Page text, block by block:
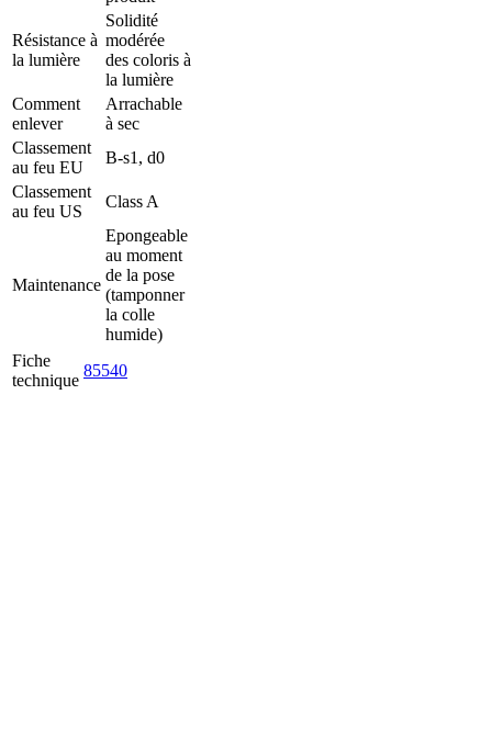
Résistance à
la lumière
Solidité
modérée
des coloris à
la lumière
Comment
enlever
Arrachable
à sec
Classement
au feu EU
B-s1, d0
Classement
au feu US
Class A
Maintenance
Epongeable
au moment
de la pose
(tamponner
la colle
humide)
Fiche
technique
85540